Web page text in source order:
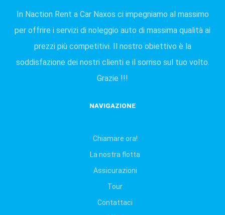
In Naction Rent a Car Naxos ci impegniamo al massimo
per offrire i servizi di noleggio auto di massima qualità ai
prezzi più competitivi. Il nostro obiettivo è la
soddisfazione dei nostri clienti e il sorriso sul tuo volto.
Grazie !!!
ΝAVIGAZIONE
Chiamare ora!
La nostra flotta
Assicurazioni
Tour
Contattaci